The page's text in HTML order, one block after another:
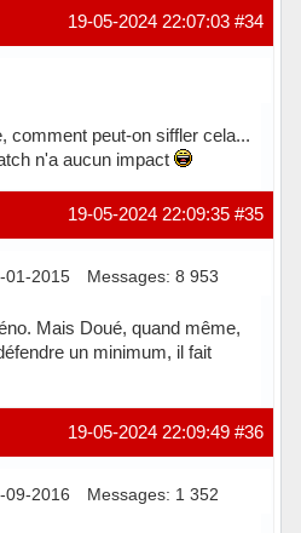
#34
19-05-2024 22:07:03
comment peut-on siffler cela...
n'a aucun impact
#35
19-05-2024 22:09:35
01-2015 Messages: 8 953
Mais Doué, quand même,
un minimum, il fait
#36
19-05-2024 22:09:49
09-2016 Messages: 1 352